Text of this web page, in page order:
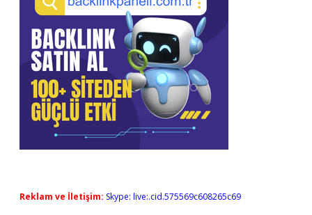
Reklam ve İletişim: Skype: live:.cid.575569c608265c69